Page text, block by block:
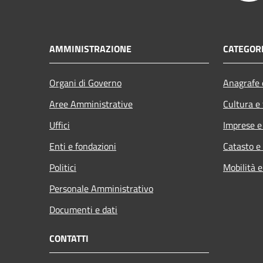
AMMINISTRAZIONE
Organi di Governo
Aree Amministrative
Uffici
Enti e fondazioni
Politici
Personale Amministrativo
Documenti e dati
Cultura
Imprese
Catasto
Mobilità
CONTATTI